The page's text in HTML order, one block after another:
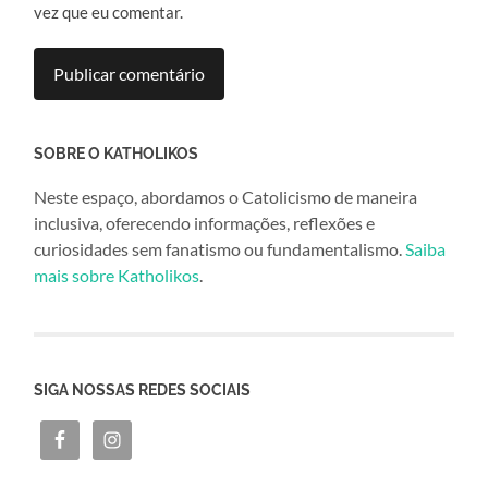
vez que eu comentar.
SOBRE O KATHOLIKOS
Neste espaço, abordamos o Catolicismo de maneira
inclusiva, oferecendo informações, reflexões e
curiosidades sem fanatismo ou fundamentalismo.Saiba
mais sobre Katholikos.
SIGA NOSSAS REDES SOCIAIS